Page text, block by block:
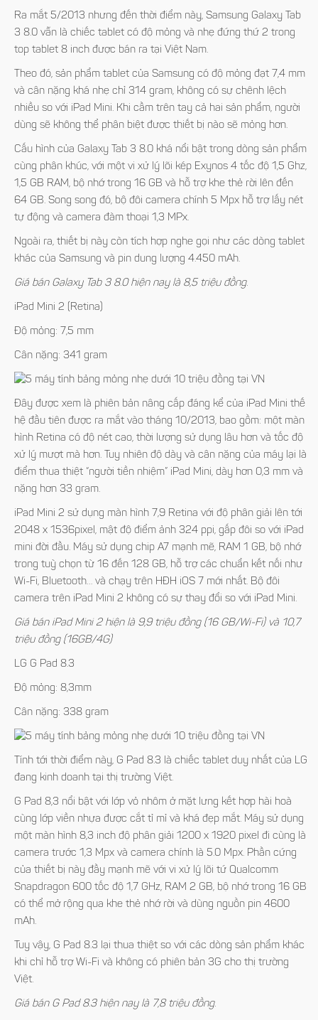
Ra mắt 5/2013 nhưng đến thời điểm này, Samsung Galaxy Tab
3 8.0 vẫn là chiếc tablet có độ mỏng và nhẹ đứng thứ 2 trong
top tablet 8 inch được bán ra tại Việt Nam.
Theo đó, sản phẩm tablet của Samsung có độ mỏng đạt 7,4 mm
và cân nặng khá nhẹ chỉ 314 gram, không có sự chênh lệch
nhiều so với iPad Mini. Khi cầm trên tay cả hai sản phẩm, người
dùng sẽ không thể phân biệt được thiết bị nào sẽ mỏng hơn.
Cấu hình của Galaxy Tab 3 8.0 khá nổi bật trong dòng sản phẩm
cùng phân khúc, với một vi xử lý lõi kép Exynos 4 tốc độ 1,5 Ghz,
1,5 GB RAM, bộ nhớ trong 16 GB và hỗ trợ khe thẻ rời lên đến
64 GB. Song song đó, bộ đôi camera chính 5 Mpx hỗ trợ lấy nét
tự động và camera đàm thoại 1,3 MPx.
Ngoài ra, thiết bị này còn tích hợp nghe gọi như các dòng tablet
khác của Samsung và pin dung lượng 4.450 mAh.
Giá bán Galaxy Tab 3 8.0 hiện nay là 8,5 triệu đồng.
iPad Mini 2 (Retina)
Độ mỏng: 7,5 mm
Cân nặng: 341 gram
Đây được xem là phiên bản nâng cấp đáng kể của iPad Mini thế
hệ đầu tiên được ra mắt vào tháng 10/2013, bao gồm: một màn
hình Retina có độ nét cao, thời lượng sử dụng lâu hơn và tốc độ
xử lý mượt mà hơn. Tuy nhiên độ dày và cân nặng của máy lại là
điểm thua thiệt “người tiền nhiệm” iPad Mini, dày hơn 0,3 mm và
nặng hơn 33 gram.
iPad Mini 2 sử dụng màn hình 7,9 Retina với độ phân giải lên tới
2048 x 1536pixel, mật độ điểm ảnh 324 ppi, gấp đôi so với iPad
mini đời đầu. Máy sử dụng chip A7 mạnh mẽ, RAM 1 GB, bộ nhớ
trong tuỳ chọn từ 16 đến 128 GB, hỗ trợ các chuẩn kết nối như
Wi-Fi, Bluetooth… và chạy trên HĐH iOS 7 mới nhất. Bộ đôi
camera trên iPad Mini 2 không có sự thay đổi so với iPad Mini.
Giá bán iPad Mini 2 hiện là 9,9 triệu đồng (16 GB/Wi-Fi) và 10,7
triệu đồng (16GB/4G)
LG G Pad 8.3
Độ mỏng: 8,3mm
Cân nặng: 338 gram
Tính tới thời điểm này, G Pad 8.3 là chiếc tablet duy nhất của LG
đang kinh doanh tại thị trường Việt.
G Pad 8,3 nổi bật với lớp vỏ nhôm ở mặt lưng kết hợp hài hoà
cùng lớp viền nhựa được cắt tỉ mỉ và khá đẹp mắt. Máy sử dụng
một màn hình 8,3 inch độ phân giải 1200 x 1920 pixel đi cùng là
camera trước 1,3 Mpx và camera chính là 5.0 Mpx. Phần cứng
của thiết bị này đầy mạnh mẽ với vi xử lý lõi tứ Qualcomm
Snapdragon 600 tốc độ 1,7 GHz, RAM 2 GB, bộ nhớ trong 16 GB
có thể mở rộng qua khe thẻ nhớ rời và dùng nguồn pin 4600
mAh.
Tuy vậy, G Pad 8.3 lại thua thiệt so với các dòng sản phẩm khác
khi chỉ hỗ trợ Wi-Fi và không có phiên bản 3G cho thị trường
Việt.
Giá bán G Pad 8.3 hiện nay là 7,8 triệu đồng.